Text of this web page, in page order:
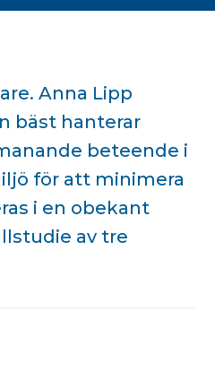
Anna Lipp
bäst hanterar
beteende i
för att minimera
i en obekant
av tre